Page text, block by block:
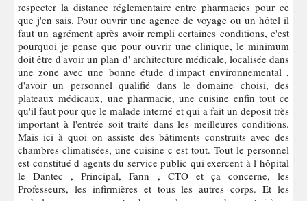
respecter la distance réglementaire entre pharmacies pour ce
que j'en sais. Pour ouvrir une agence de voyage ou un hôtel il
faut un agrément après avoir rempli certaines conditions, c'est
pourquoi je pense que pour ouvrir une clinique, le minimum
doit être d'avoir un plan d' architecture médicale, localisée dans
une zone avec une bonne étude d'impact environnemental ,
d'avoir un personnel qualifié dans le domaine choisi, des
plateaux médicaux, une pharmacie, une cuisine enfin tout ce
qu'il faut pour que le malade interné et qui a fait un deposit très
important à l'entrée soit traité dans les meilleures conditions.
Mais ici à quoi on assiste des bâtiments construits avec des
chambres climatisées, une cuisine c est tout. Tout le personnel
est constitué d agents du service public qui exercent à l hôpital
le Dantec , Principal, Fann , CTO et ça concerne, les
Professeurs, les infirmières et tous les autres corps. Et les